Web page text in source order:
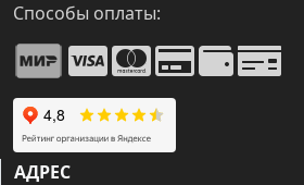
Способы оплаты:
АДРЕС